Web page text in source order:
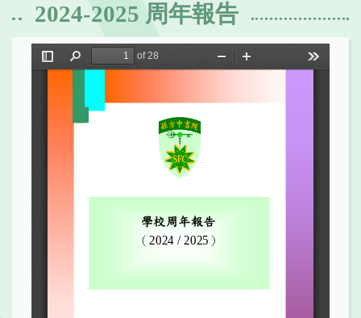
2024-2025 周年報告